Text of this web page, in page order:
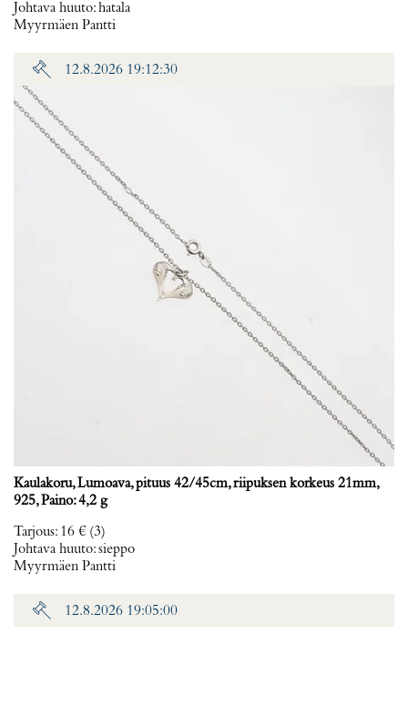
Johtava huuto:hatala
Myyrmäen Pantti
12.8.2026 19:12:30
Kaulakoru, Lumoava, pituus 42/45cm, riipuksen korkeus 21mm,
925, Paino: 4,2 g
Tarjous: 16 € (3)
Johtava huuto:sieppo
Myyrmäen Pantti
12.8.2026 19:05:00